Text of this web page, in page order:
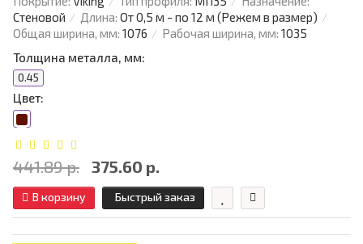
Стеновой
Длина: От 0,5 м - по 12 м (Режем в размер)
Общая ширина, мм: 1076 Рабочая ширина, мм: 1035
Толщина металла, мм:
0.45
Цвет:
441.89 р. 375.60 р.
В корзину Быстрый заказ